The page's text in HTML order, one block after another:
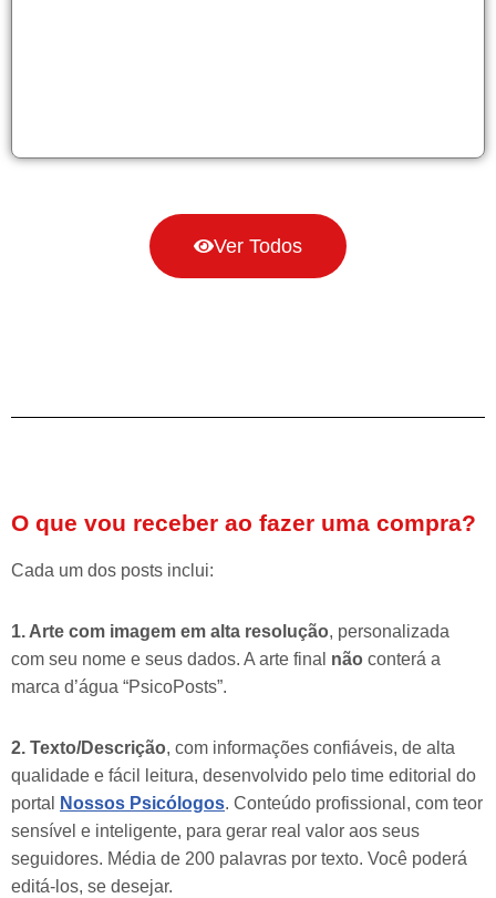
Ver Todos
O que vou receber ao fazer uma compra?
Cada um dos posts inclui:
1. Arte com imagem em alta resolução, personalizada
com seu nome e seus dados. A arte final não conterá a
marca d’água “PsicoPosts”.
2. Texto/Descrição, com informações confiáveis, de alta
qualidade e fácil leitura, desenvolvido pelo time editorial do
portal
Nossos Psicólogos. Conteúdo profissional, com teor
sensível e inteligente, para gerar real valor aos seus
seguidores. Média de 200 palavras por texto. Você poderá
editá-los, se desejar.